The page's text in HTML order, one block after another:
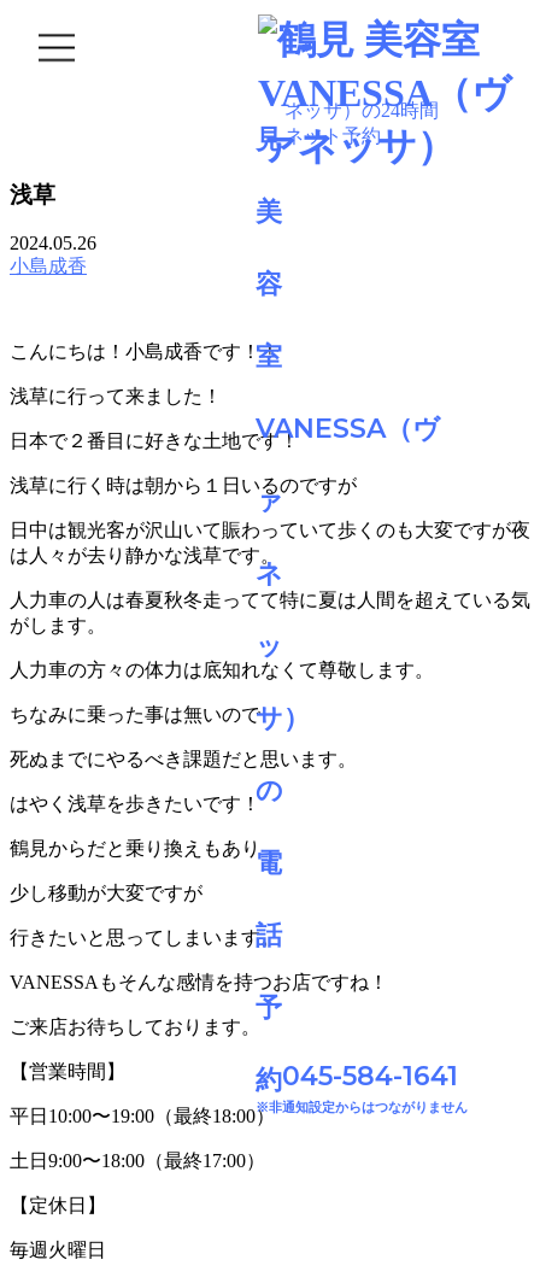
045-584-1641
※非通知設定からはつながりません
BLOG
浅草
2024.05.26
小島成香
こんにちは！小島成香です！！
浅草に行って来ました！
日本で２番目に好きな土地です！
浅草に行く時は朝から１日いるのですが
日中は観光客が沢山いて賑わっていて歩くのも大変ですが夜
は人々が去り静かな浅草です。
人力車の人は春夏秋冬走ってて特に夏は人間を超えている気
がします。
人力車の方々の体力は底知れなくて尊敬します。
ちなみに乗った事は無いので
死ぬまでにやるべき課題だと思います。
はやく浅草を歩きたいです！
鶴見からだと乗り換えもあり
少し移動が大変ですが
行きたいと思ってしまいます。
VANESSAもそんな感情を持つお店ですね！
ご来店お待ちしております。
【営業時間】
平日10:00〜19:00（最終18:00）
土日9:00〜18:00（最終17:00）
【定休日】
毎週火曜日